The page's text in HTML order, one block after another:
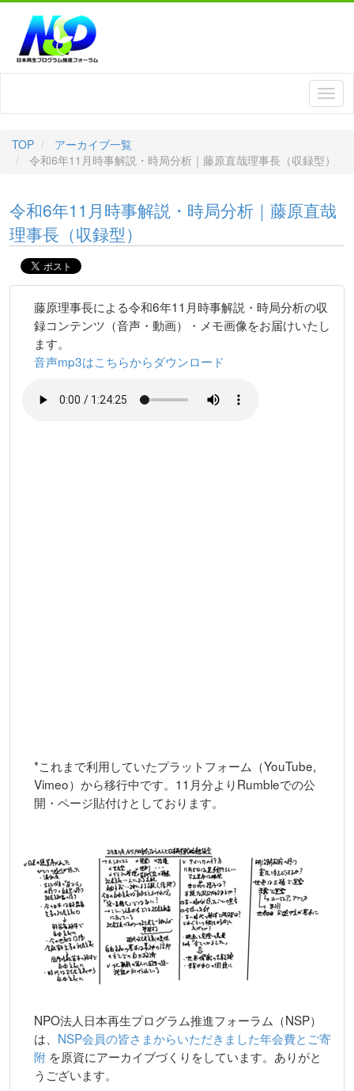
TOP
アーカイブ一覧
令和6年11月時事解説・時局分析｜藤原直哉理事長（収録型）
令和6年11月時事解説・時局分析｜藤原直哉
理事長（収録型）
藤原理事長による令和6年11月時事解説・時局分析の収
録コンテンツ（音声・動画）・メモ画像をお届けいたし
ます。
音声mp3はこちらからダウンロード
*これまで利用していたプラットフォーム（YouTube,
Vimeo）から移行中です。11月分よりRumbleでの公
開・ページ貼付けとしております。
NPO法人日本再生プログラム推進フォーラム（NSP）
は、 NSP会員の皆さまからいただきました年会費とご寄
附 を原資にアーカイブづくりをしています。ありがと
うございます。